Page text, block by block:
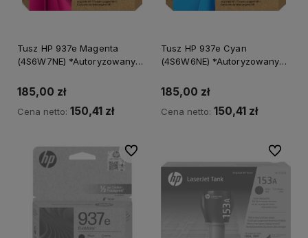
Tusz HP 937e Magenta
(4S6W7NE) *Autoryzowany
185,00 zł
Cena netto: 150,41 zł
Tusz HP 937e Cyan
(4S6W6NE) *Autoryzowany
185,00 zł
Cena netto: 150,41 zł
Do ulubionych Do